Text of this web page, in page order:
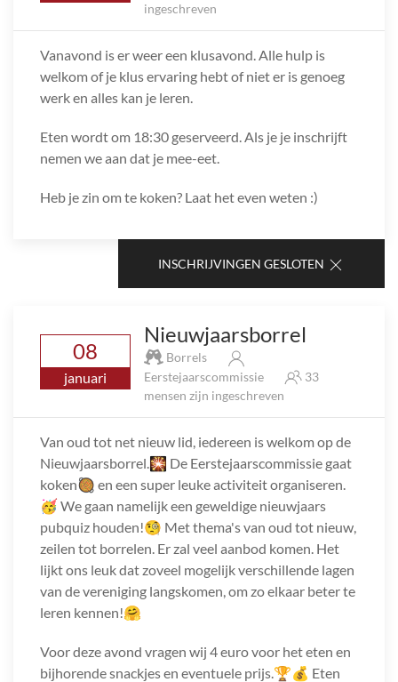
ingeschreven
Vanavond is er weer een klusavond. Alle hulp is
welkom of je klus ervaring hebt of niet er is genoeg
werk en alles kan je leren.
Eten wordt om 18:30 geserveerd. Als je je inschrijft
nemen we aan dat je mee-eet.
Heb je zin om te koken? Laat het even weten :)
INSCHRIJVINGEN GESLOTEN
08
januari
Nieuwjaarsborrel
Borrels
Eerstejaarscommissie
33
mensen zijn ingeschreven
Van oud tot net nieuw lid, iedereen is welkom op de
Nieuwjaarsborrel.🎇 De Eerstejaarscommissie gaat
koken🥘 en een super leuke activiteit organiseren.
🥳 We gaan namelijk een geweldige nieuwjaars
pubquiz houden!🧐 Met thema's van oud tot nieuw,
zeilen tot borrelen. Er zal veel aanbod komen. Het
lijkt ons leuk dat zoveel mogelijk verschillende lagen
van de vereniging langskomen, om zo elkaar beter te
leren kennen!🤗
Voor deze avond vragen wij 4 euro voor het eten en
bijhorende snackjes en eventuele prijs.🏆💰 Eten